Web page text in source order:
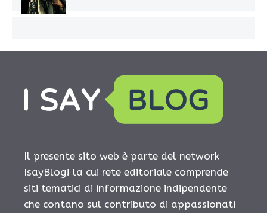
Il presente sito web è parte del network
IsayBlog! la cui rete editoriale comprende
siti tematici di informazione indipendente
che contano sul contributo di appassionati